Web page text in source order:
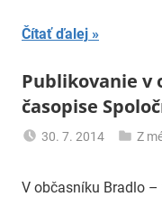
Čítať ďalej
Publikovanie v
časopise
30. 7. 2014
Z
V občasníku Bradlo